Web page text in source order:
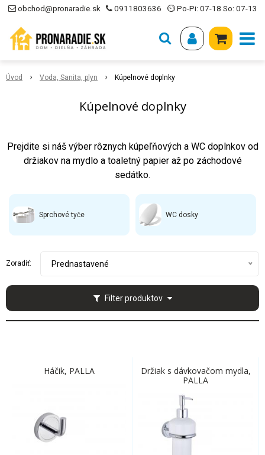
obchod@pronaradie.sk 0911803636 ⏲ Po-Pi: 07-18 So: 07-13
Úvod Voda, Sanita, plyn Kúpelnové doplnky
Kúpelnové doplnky
Prejdite si náš výber rôznych kúpeľňových a WC doplnkov od
držiakov na mydlo a toaletný papier až po záchodové
sedátko.
Sprchové tyče WC dosky
Filter produktov
Zoradiť: Prednastavené
Háčik, PALLA
Držiak s dávkovačom mydla,
PALLA